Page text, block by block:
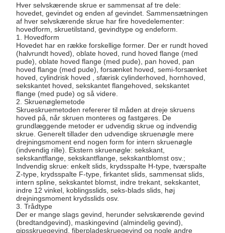
Hver selvskærende skrue er sammensat af tre dele:
hovedet, gevindet og enden af ​​gevindet. Sammensætningen
af ​​hver selvskærende skrue har fire hovedelementer:
hovedform, skruetilstand, gevindtype og endeform.
1. Hovedform
Hovedet har en række forskellige former. Der er rundt hoved
(halvrundt hoved), oblate hoved, rund hoved flange (med
pude), oblate hoved flange (med pude), pan hoved, pan
hoved flange (med pude), forsænket hoved, semi-forsænket
hoved, cylindrisk hoved , sfærisk cylinderhoved, hornhoved,
sekskantet hoved, sekskantet flangehoved, sekskantet
flange (med pude) og så videre.
2. Skruenøglemetode
Skrueskruemetoden refererer til måden at dreje skruens
hoved på, når skruen monteres og fastgøres. De
grundlæggende metoder er udvendig skrue og indvendig
skrue. Generelt tillader den udvendige skruenøgle mere
drejningsmoment end nogen form for intern skruenøgle
(indvendig rille). Ekstern skruenøgle: sekskant,
sekskantflange, sekskantflange, sekskantblomst osv.;
Indvendig skrue: enkelt slids, krydsspalte H-type, tværspalte
Z-type, krydsspalte F-type, firkantet slids, sammensat slids,
intern spline, sekskantet blomst, indre trekant, sekskantet,
indre 12 vinkel, koblingsslids, seks-blads slids, høj
drejningsmoment krydsslids osv.
3. Trådtype
Der er mange slags gevind, herunder selvskærende gevind
(bredtandgevind), maskingevind (almindelig gevind),
gipsskruegevind, fiberpladeskruegevind og nogle andre